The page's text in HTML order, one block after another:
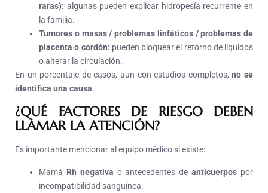
raras): algunas pueden explicar hidropesía recurrente en
la familia.
Tumores o masas / problemas linfáticos / problemas de
placenta o cordón: pueden bloquear el retorno de líquidos
o alterar la circulación.
En un porcentaje de casos, aun con estudios completos,no se
identifica una causa.
¿QUÉ FACTORES DE RIESGO DEBEN
LLAMAR LA ATENCIÓN?
Es importante mencionar al equipo médico si existe:
Mamá Rh negativa o antecedentes deanticuerpos por
incompatibilidad sanguínea.